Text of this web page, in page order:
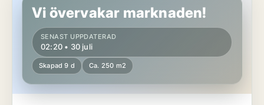
Vi övervakar marknaden!
SENAST UPPDATERAD
02:20 • 30 juli
Skapad 9 d Ca. 250 m2